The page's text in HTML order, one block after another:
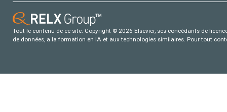
Tout le contenu de ce site: Copyright © 2026 Elsevier, ses concédants de
de données, a la formation en IA et aux technologies similaires. Pour tout